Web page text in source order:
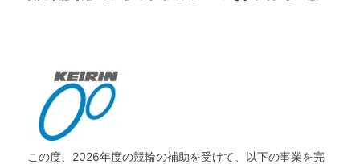
この度、2026年度の競輪の補助を受けて、以下の事業を完